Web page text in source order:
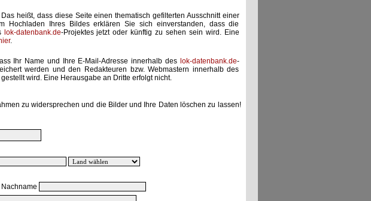
Das heißt, dass diese Seite einen thematisch gefilterten Ausschnitt einer
Hochladen Ihres Bildes erklären Sie sich einverstanden, dass die
lok-datenbank.de-Projektes jetzt oder künftig zu sehen sein wird. Eine
.
Ihr Name und Ihre E-Mail-Adresse innerhalb des lok-datenbank.de-
werden und den Redakteuren bzw. Webmastern innerhalb des
wird. Eine Herausgabe an Dritte erfolgt nicht.
zu widersprechen und die Bilder und Ihre Daten löschen zu lassen!
Nachname